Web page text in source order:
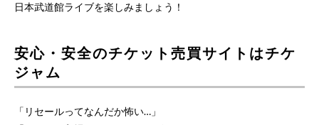
日本武道館ライブを楽しみましょう！
安心・安全のチケット売買サイトはチケ
ジャム
「リセールってなんだか怖い…」